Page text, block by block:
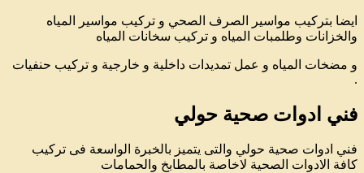
ايضا بتركيب مواسير الصرف الصحي و تركيب مواسير المياه
والخزانات وطلمبات المياه و تركيب سخانات المياه
و مضخات المياه و عمل تمديدات داخلية و خارجية و تركيب حنفيات
.
فني ادوات صحية حولي
فني ادوات صحية حولي والتى يتميز بالخبرة الواسعة فى تركيب
كافة الادوات الصحية لاخاصة بالمطابخ والحمامات